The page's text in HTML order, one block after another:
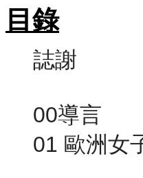
目錄
誌謝
00導言
01 歐洲女